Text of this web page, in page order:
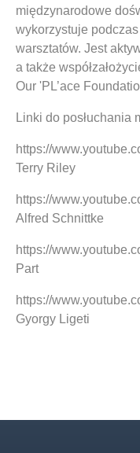
międzynarodowe
wykorzystuje
warsztatów. Jest
a także
Our 'PL’ace
Linki do posłuchania
https://
Terry Riley
https://
Alfred Schnittke
https://
Part
https://
Gyorgy Ligeti